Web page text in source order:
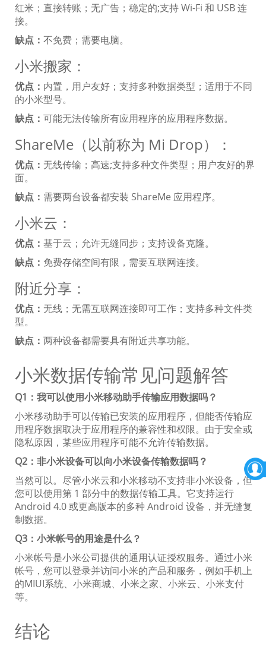
红米；直接转账；无广告；稳定的;支持 Wi-Fi 和 USB 连
接。
缺点： 不免费；需要电脑。
小米搬家：
优点： 内置，用户友好；支持多种数据类型；适用于不同
的小米型号。
缺点： 可能无法传输所有应用程序的应用程序数据。
ShareMe（以前称为 Mi Drop）：
优点： 无线传输；高速;支持多种文件类型；用户友好的界
面。
缺点： 需要两台设备都安装 ShareMe 应用程序。
小米云：
优点： 基于云；允许无缝同步；支持设备克隆。
缺点： 免费存储空间有限，需要互联网连接。
附近分享：
优点： 无线；无需互联网连接即可工作；支持多种文件类
型。
缺点： 两种设备都需要具有附近共享功能。
小米数据传输常见问题解答
Q1：我可以使用小米移动助手传输应用数据吗？
小米移动助手可以传输已安装的应用程序，但能否传输应
用程序数据取决于应用程序的兼容性和权限。由于安全或
隐私原因，某些应用程序可能不允许传输数据。
Q2：非小米设备可以向小米设备传输数据吗？
当然可以。尽管小米云和小米移动不支持非小米设备，但
您可以使用第 1 部分中的数据传输工具。它支持运行
Android 4.0 或更高版本的多种 Android 设备，并无缝复
制数据。
Q3：小米帐号的用途是什么？
小米帐号是小米公司提供的通用认证授权服务。通过小米
帐号，您可以登录并访问小米的产品和服务，例如手机上
的MIUI系统、小米商城、小米之家、小米云、小米支付
等。
结论